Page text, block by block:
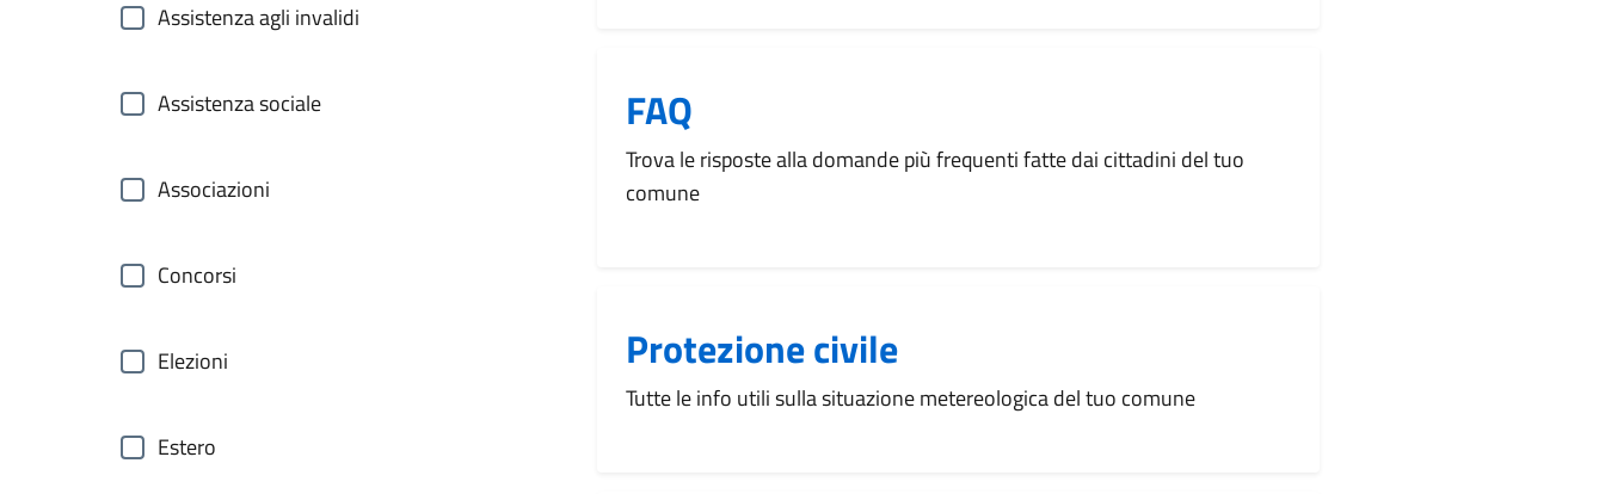
Assistenza agli invalidi
Assistenza sociale
Associazioni
Concorsi
Elezioni
Estero
FAQ
Trova le risposte alla domande più frequenti fatte dai cittadini del tuo
comune
Protezione civile
Tutte le info utili sulla situazione metereologica del tuo comune